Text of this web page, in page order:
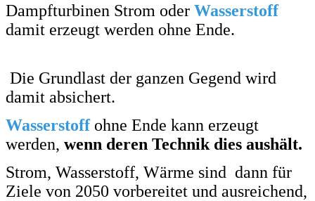
Dampfturbinen Strom oder Wasserstoff
damit erzeugt werden ohne Ende.
Die Grundlast der ganzen Gegend wird
damit absichert.
Wasserstoffohne Ende kann erzeugt
werden, wenn deren Technik dies aushält.
Strom, Wasserstoff, Wärme sind dann für
Ziele von 2050 vorbereitet und ausreichend,